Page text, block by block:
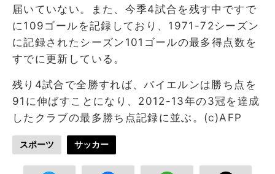
届いていない。また、今季4試合を残す中ですで
に109ゴールを記録しており、1971-72シーズン
に記録されたシーズン101ゴールの最多得点数を
すでに更新している。
残り4試合で全勝すれば、バイエルンは勝ち点を
91に伸ばすことになり、2012-13年の3冠を達成
したクラブの最多勝ち点記録に並ぶ。(c)AFP
スポーツ サッカー